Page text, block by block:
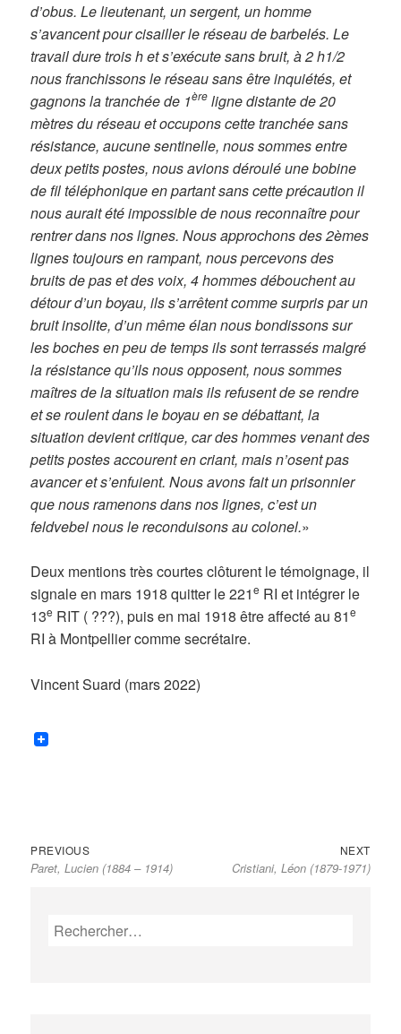
d’obus. Le lieutenant, un sergent, un homme
s’avancent pour cisailler le réseau de barbelés. Le
travail dure trois h et s’exécute sans bruit, à 2 h1/2
nous franchissons le réseau sans être inquiétés, et
gagnons la tranchée de 1ère ligne distante de 20
mètres du réseau et occupons cette tranchée sans
résistance, aucune sentinelle, nous sommes entre
deux petits postes, nous avions déroulé une bobine
de fil téléphonique en partant sans cette précaution il
nous aurait été impossible de nous reconnaître pour
rentrer dans nos lignes. Nous approchons des 2èmes
lignes toujours en rampant, nous percevons des
bruits de pas et des voix, 4 hommes débouchent au
détour d’un boyau, ils s’arrêtent comme surpris par un
bruit insolite, d’un même élan nous bondissons sur
les boches en peu de temps ils sont terrassés malgré
la résistance qu’ils nous opposent, nous sommes
maîtres de la situation mais ils refusent de se rendre
et se roulent dans le boyau en se débattant, la
situation devient critique, car des hommes venant des
petits postes accourent en criant, mais n’osent pas
avancer et s’enfuient. Nous avons fait un prisonnier
que nous ramenons dans nos lignes, c’est un
feldvebel nous le reconduisons au colonel.»
Deux mentions très courtes clôturent le témoignage, il
signale en mars 1918 quitter le 221e RI et intégrer le
13e RIT ( ???), puis en mai 1918 être affecté au 81e
RI à Montpellier comme secrétaire.
Vincent Suard (mars 2022)
Navigation
de
PREVIOUSPrevious
post:
Paret, Lucien (1884 – 1914)
NEXTNext
post:
Cristiani, Léon (1879-1971)
Rechercher :